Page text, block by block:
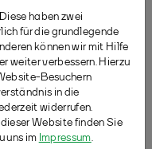
haben zwei
für die grundlegende
können wir mit Hilfe
weiter verbessern. Hierzu
Besuchern
in die
widerrufen.
Website finden Sie
uns im Impressum.